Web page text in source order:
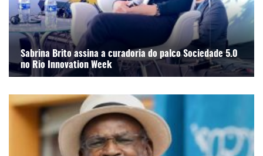
Sabrina Brito assina a curadoria do palco Sociedade 5.0
no Rio Innovation Week